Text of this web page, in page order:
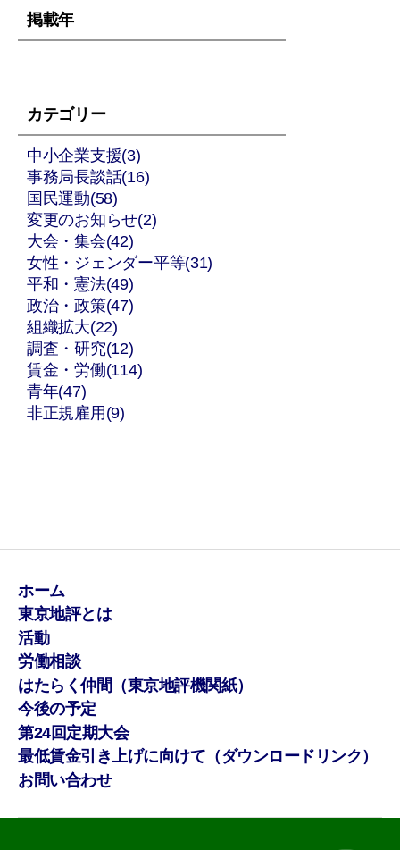
掲載年
カテゴリー
中小企業支援(3)
事務局長談話(16)
国民運動(58)
変更のお知らせ(2)
大会・集会(42)
女性・ジェンダー平等(31)
平和・憲法(49)
政治・政策(47)
組織拡大(22)
調査・研究(12)
賃金・労働(114)
青年(47)
非正規雇用(9)
ホーム
東京地評とは
活動
労働相談
はたらく仲間（東京地評機関紙）
今後の予定
第24回定期大会
最低賃金引き上げに向けて（ダウンロードリンク）
お問い合わせ